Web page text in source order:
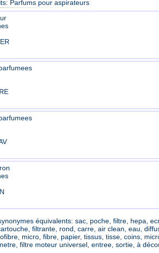
Parfums pour aspirateurs
équivalents: sac, poche, filtre, hepa,
filtrante, rond, carre, air clean, eau,
micro, fibre, papier, tissus, tisse, coins,
filtre moteur universel, entree, sortie, à